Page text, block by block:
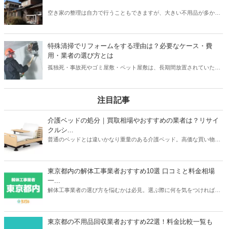
空き家の整理は自力で行うこともできますが、大きい不用品が多かっ
解説しています。これから空き家を整理する人におすすめの記事で
す。
特殊清掃でリフォームをする理由は？必要なケース・費
用・業者の選び方とは
孤独死・事故死やゴミ屋敷・ペット屋敷は、長期間放置されていた場
いの？」と疑問に思うことがあるでしょう。本記事は、特殊清掃業者
がリフォームをする必要性と費用相場、業者の選び方についての解説
おります。
注目記事
介護ベッドの処分｜買取相場やおすすめの業者は？リサイ
クルシ...
普通のベッドとは違いかなり重量のある介護ベッド。高価な買い物だ
相場や、おすすめの買取業者3つを紹介。リサイクルショップでの査
らいで売れるのか？確認してみてください。
東京都内の解体工事業者おすすめ10選 口コミと料金相場
一...
解体工事業者の選び方を悩むかは必見。選ぶ際に何を気をつければ良
で、しっかりと慎重に選べるよう準備しましょう。
東京都の不用品回収業者おすすめ22選！料金比較一覧も